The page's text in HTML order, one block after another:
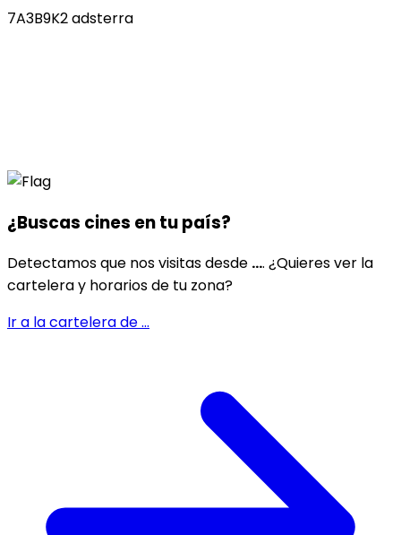
7A3B9K2 adsterra
¿Buscas cines entu país?
Detectamos que nos visitas desde .... ¿Quieres ver la
cartelera y horarios de tu zona?
Ir a la cartelera de...